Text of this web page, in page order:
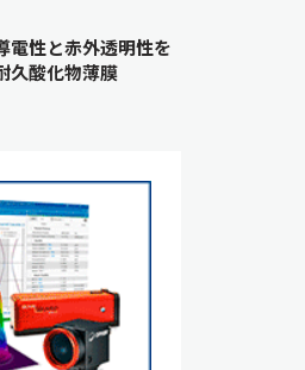
電性と赤外透明性を
久酸化物薄膜